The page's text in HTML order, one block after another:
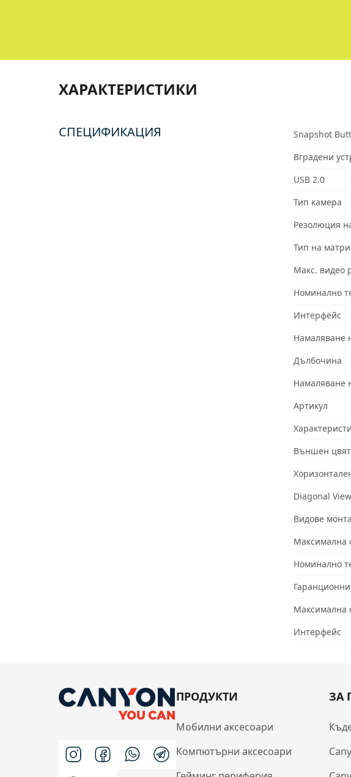
ХАРАКТЕРИСТИКИ
СПЕЦИФИКАЦИЯ Snapshot
Вградени
USB 2.0
Тип камера
Резолюция
Тип на
Макс. видео
Номинално
Интерфейс
Намаляване
Дълбочина
Намаляване
Артикул
Външен цвят
Diagonal
Видове
Максимална
Номинално
Максимална
Интерфейс
ПРОДУКТИ
Мобилни аксесоари
Компютърни аксесоари
ЗА